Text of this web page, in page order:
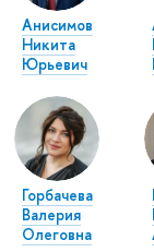
Анисимов
Никита
Юрьевич
Горбачева
Валерия
Олеговна